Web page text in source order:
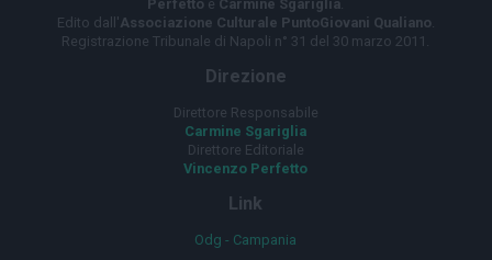
Perfetto e Carmine Sgariglia
Edito dall'Associazione Culturale PuntoGiovani Qualiano
Registrazione Tribunale di Napoli n° 31 del 30 marzo 2011.
Direzione
Direttore Responsabile
Carmine Sgariglia
Direttore Editoriale
Vincenzo Perfetto
Link
Odg - Campania